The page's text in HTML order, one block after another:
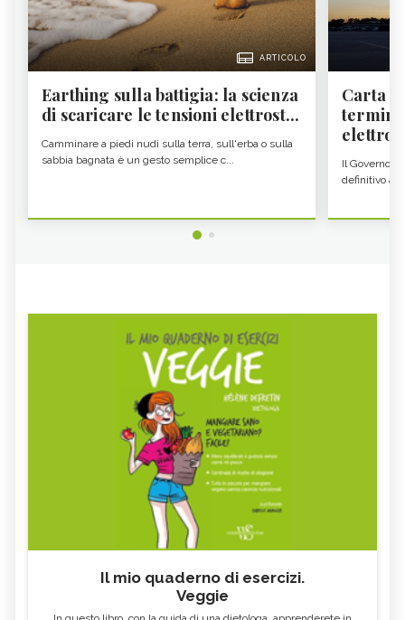
ARTICOLO
Earthing sulla battigia: la scienza
di scaricare le tensioni elettrost...
Camminare a piedi nudi sulla terra, sull'erba o sulla
sabbia bagnata è un gesto semplice c...
Carta
Il Governo
definitivo
Il mio quaderno di esercizi.
Veggie